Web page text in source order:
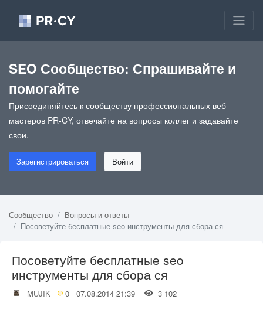
SEO Сообщество: Спрашивайте и
помогайте
Присоединяйтесь к сообществу профессиональных веб-
мастеров PR-CY, отвечайте на вопросы коллег и задавайте
свои.
Зарегистрироваться Войти
Сообщество
Вопросы и ответы
Посоветуйте бесплатные seo инструменты для сбора ся
Посоветуйте бесплатные seo
инструменты для сбора ся
MUJIK 0 07.08.2014 21:39 3 102